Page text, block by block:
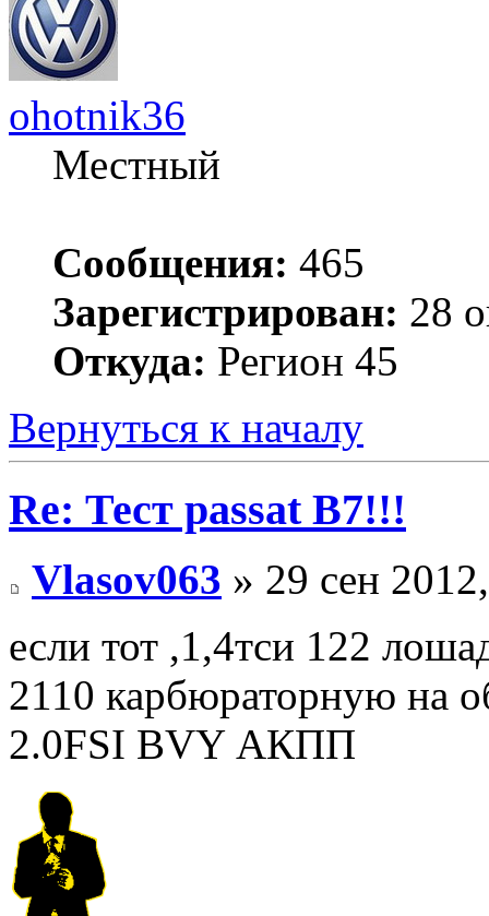
ohotnik36
Местный
Сообщения: 465
Зарегистрирован: 28
Откуда: Регион 45
Вернуться к началу
Re: Тест passat B7!!!
Vlasov063 » 29 сен
если тот ,1,4тси 122
2110 карбюраторную на
2.0FSI BVY АКПП